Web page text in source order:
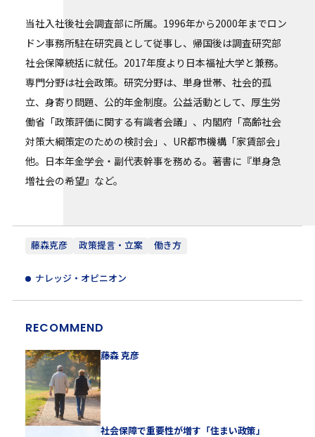
藤森克彦 政策提言・立案 働き方
ナレッジ・オピニオン
RECOMMEND
藤森 克彦
社会保障で重要性が増す「住まい政策」
当社入社後社会調査部に所属。1996年から2000年までロン
ドン事務所駐在研究員として従事し、帰国後は調査研究部
社会保障統括に就任。2017年度より日本福祉大学と兼務。
専門分野は社会政策。研究分野は、単身世帯、社会的孤
立、身寄り問題、公的年金制度。公益活動として、厚生労
働省「政策評価に関する有識者会議」、内閣府「高齢社会
対策大綱策定のための検討会」、UR都市機構「家賃部会」
他。日本年金学会・副代表幹事を務める。著書に『単身急
増社会の希望』など。